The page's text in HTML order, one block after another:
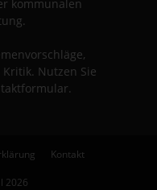
kommunalen
Nutzen Sie
Kontakt
2026